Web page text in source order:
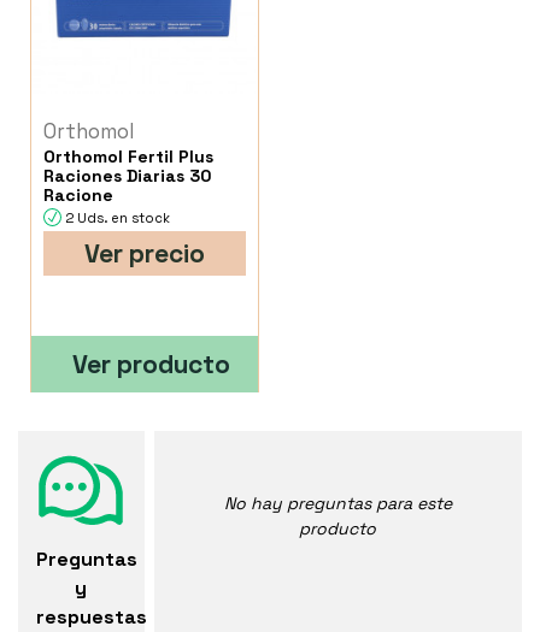
Orthomol
Orthomol Fertil Plus
Raciones Diarias 30
Racione
2 Uds. en stock
Ver precio
Ver producto
Preguntas
y
respuestas
No hay preguntas para este
producto